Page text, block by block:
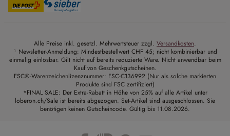
Alle Preise inkl. gesetzl. Mehrwertsteuer zzgl. Versandkosten.
¹ Newsletter-Anmeldung: Mindestbestellwert CHF 45; nicht kombinierbar und
einmalig einlösbar. Gilt nicht auf bereits reduzierte Ware. Nicht anwendbar beim
Kauf von Geschenkgutscheinen.
FSC®-Warenzeichenlizenznummer: FSC-C136992 (Nur als solche markierten
Produkte sind FSC zertifiziert)
*FINAL SALE: Der Extra-Rabatt in Höhe von 25% auf alle Artikel unter
loberon.ch/Sale ist bereits abgezogen. Set-Artikel sind ausgeschlossen. Sie
benötigen keinen Gutscheincode. Gültig bis 11.08.2026.